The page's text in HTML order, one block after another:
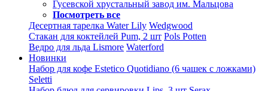
Гусевской хрустальный завод им. Мальцова
Посмотреть все
Десертная тарелка Water Lily Wedgwood
Стакан для коктейлей Pum, 2 шт Pols Potten
Ведро для льда Lismore Waterford
Новинки
Набор для кофе Estetico Quotidiano (6 чашек с ложками)
Seletti